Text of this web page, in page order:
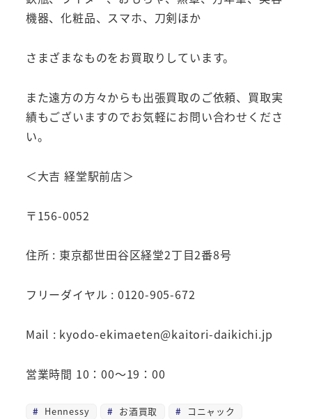
機器、化粧品、スマホ、刀剣ほか
さまざまなものをお買取りしています。
また遠方の方々からも出張買取のご依頼、買取実
績もございますのでお気軽にお問い合わせくださ
い。
＜大吉 経堂駅前店＞
〒156-0052
住所 : 東京都世田谷区経堂2丁目2番8号
フリーダイヤル : 0120-905-672
Mail : kyodo-ekimaeten@kaitori-daikichi.jp
営業時間 10：00～19：00
Hennessy お酒買取 コニャック